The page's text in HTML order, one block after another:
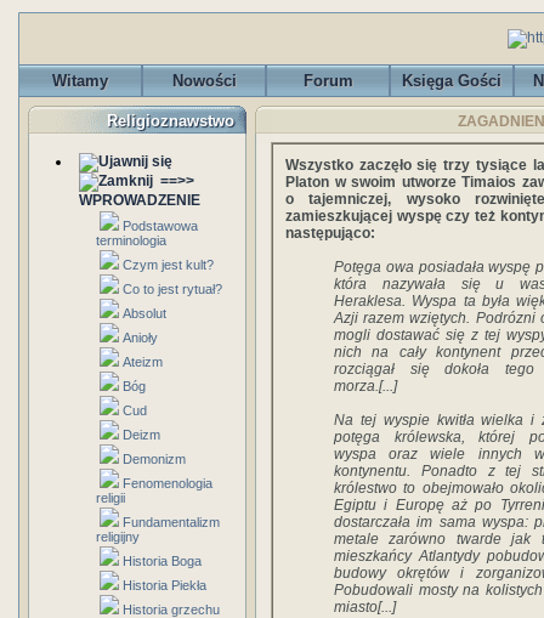
Witamy Nowości Forum Księga Gości
Religioznawstwo
==>>
WPROWADZENIE
Podstawowa
terminologia
Czym jest kult?
Co to jest rytuał?
Absolut
Anioły
Ateizm
Bóg
Cud
Deizm
Demonizm
Fenomenologia
religii
Fundamentalizm
religijny
Historia Boga
Historia Piekła
Historia grzechu
Wszystko zaczęło się trzy tysiące
Platon w swoim utworze Timaios
o tajemniczej, wysoko
zamieszkującej wyspę czy też
następująco:
Potęga owa posiadała wyspę
która nazywała się u
Heraklesa. Wyspa ta była
Azji razem wziętych. Podrózni
mogli dostawać się z tej
nich na cały kontynent
rozciągał się dokoła tego
morza.[...]
Na tej wyspie kwitła wielka i
potęga królewska, której
wyspa oraz wiele innych
kontynentu. Ponadto z tej
królestwo to obejmowało
Egiptu i Europę aż po
dostarczała im sama wyspa:
metale zarówno twarde jak
mieszkańcy Atlantydy
budowy okrętów i
Pobudowali mosty na
miasto[...]